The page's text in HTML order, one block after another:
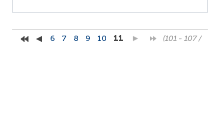
6 7 8 9 10 11
(101 - 107 /